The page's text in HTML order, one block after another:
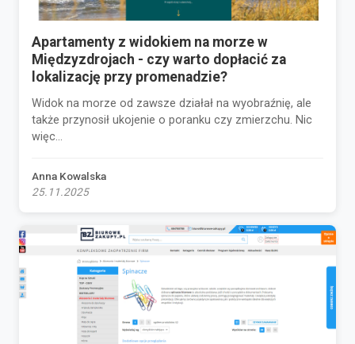
Apartamenty z widokiem na morze w
Międzyzdrojach - czy warto dopłacić za
lokalizację przy promenadzie?
Widok na morze od zawsze działał na wyobraźnię, ale
także przynosił ukojenie o poranku czy zmierzchu. Nic
więc...
Anna Kowalska
25.11.2025